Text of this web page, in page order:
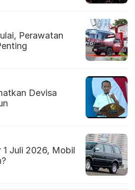
Perawatan
Devisa
Juli 2026, Mobil